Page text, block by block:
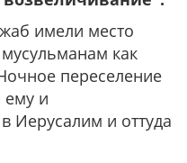
имели место
как
переселение
и
Иерусалим и оттуда